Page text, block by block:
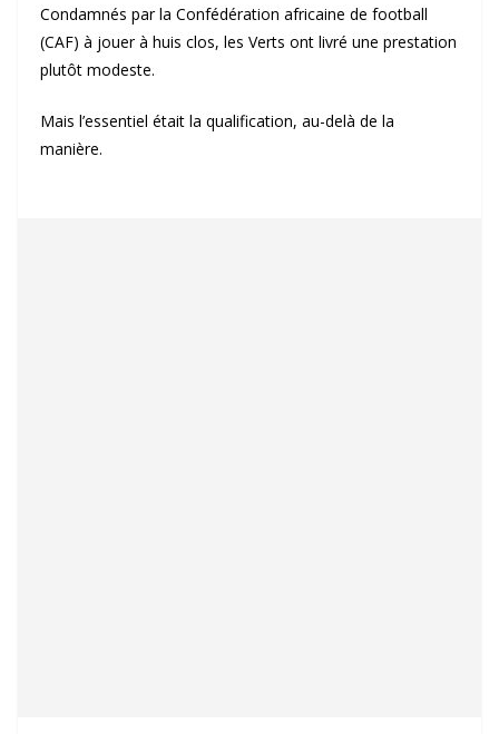
Condamnés par la Confédération africaine de football
(CAF) à jouer à huis clos, les Verts ont livré une prestation
plutôt modeste.
Mais l’essentiel était la qualification, au-delà de la
manière.